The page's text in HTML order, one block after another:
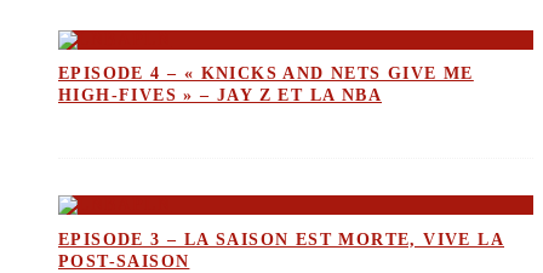
EPISODE 4 – « KNICKS AND NETS GIVE ME
HIGH-FIVES » – JAY Z ET LA NBA
EPISODE 3 – LA SAISON EST MORTE, VIVE LA
POST-SAISON